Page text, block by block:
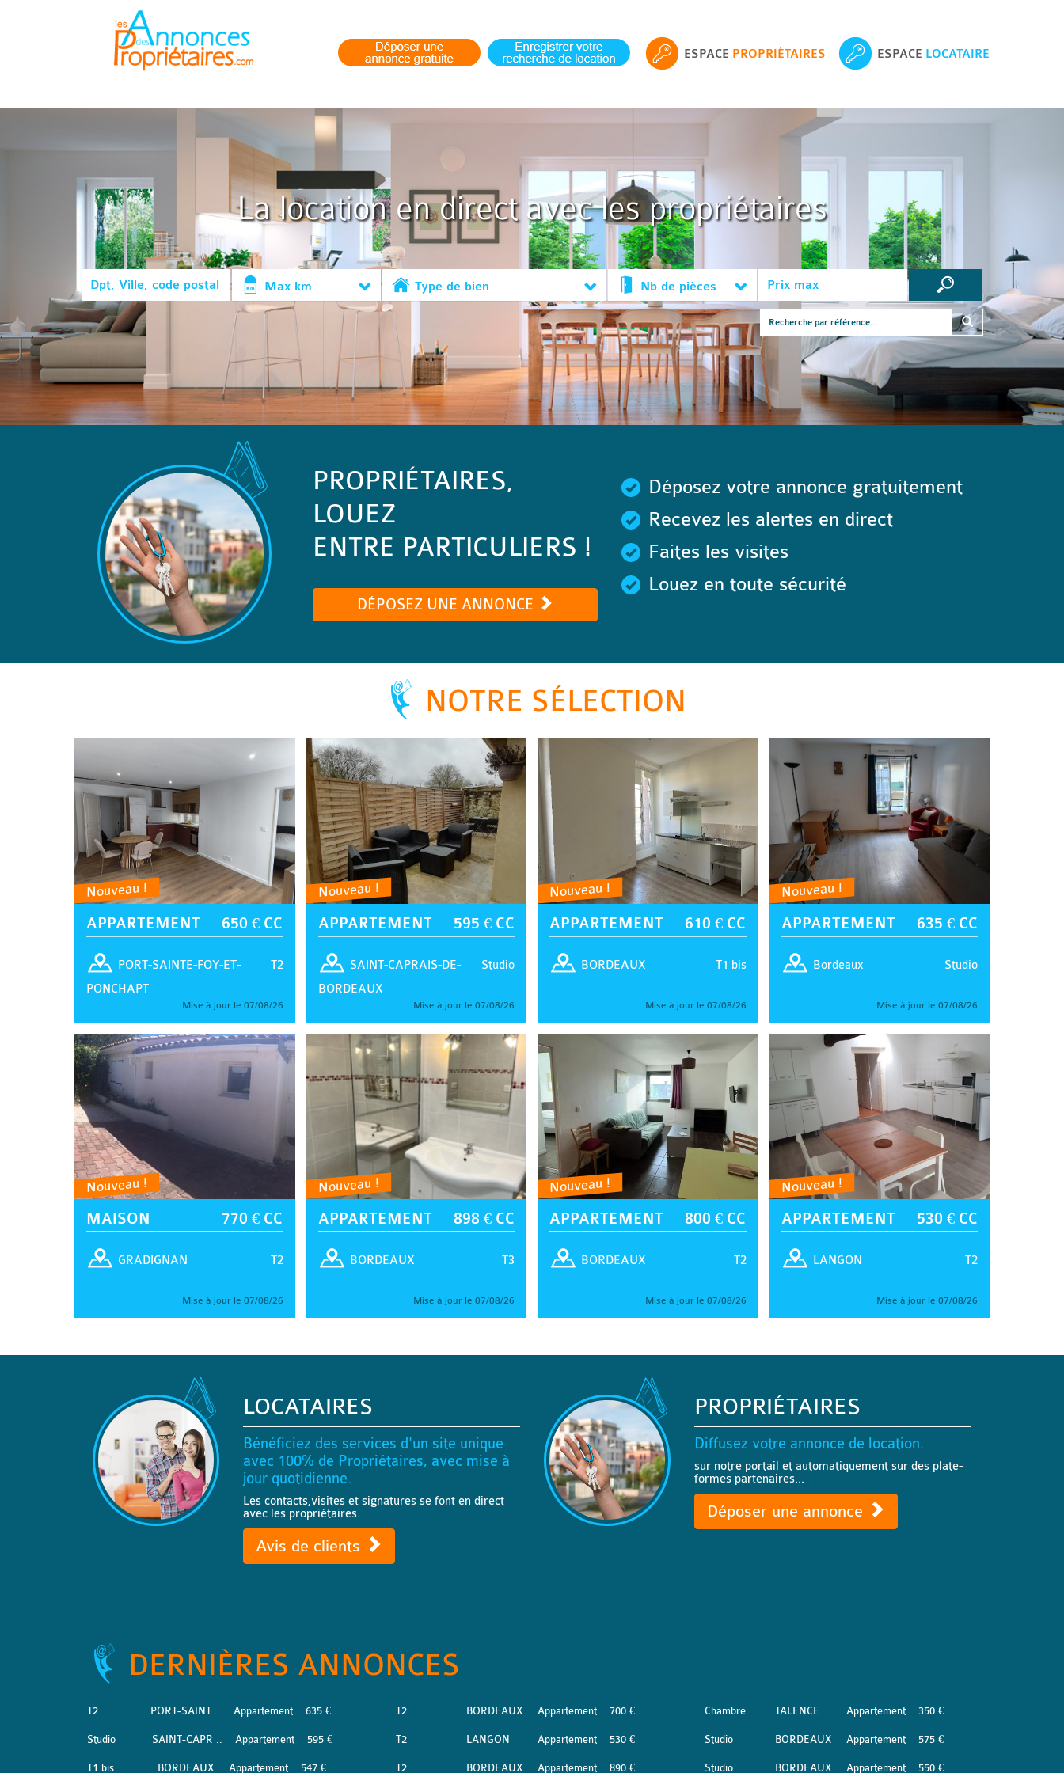
ESPACE PROPRIÉTAIRES ESPACE LOCATAIRE
La location en direct avec les propriétaires
Max km Type de bien Nb de pièces
PROPRIÉTAIRES,
LOUEZ
ENTRE PARTICULIERS !
DÉPOSEZ UNE ANNONCE
Déposez votre annonce gratuitement
Recevez les alertes en direct
Faites les visites
Louez en toute sécurité
NOTRE SÉLECTION
Nouveau !
APPARTEMENT 650 € CC
T2
PORT-SAINTE-FOY-ET-
PONCHAPT
Mise à jour le 07/08/26
Nouveau !
APPARTEMENT 595 € CC
Studio
SAINT-CAPRAIS-DE-
BORDEAUX
Mise à jour le 07/08/26
Nouveau !
APPARTEMENT 610 € CC
T1 bis
BORDEAUX
Mise à jour le 07/08/26
Nouveau !
APPARTEMENT 635 € CC
Studio
Bordeaux
Mise à jour le 07/08/26
Nouveau !
MAISON 770 € CC
T2
GRADIGNAN
Mise à jour le 07/08/26
Nouveau !
APPARTEMENT 898 € CC
T3
BORDEAUX
Mise à jour le 07/08/26
Nouveau !
APPARTEMENT 800 € CC
T2
BORDEAUX
Mise à jour le 07/08/26
Nouveau !
APPARTEMENT 530 € CC
T2
LANGON
Mise à jour le 07/08/26
LOCATAIRES
Bénéficiez des services d'un site unique
avec 100% de Propriétaires, avec mise à
jour quotidienne.
Les contacts,visites et signatures se font en direct
avec les propriétaires.
Avis de clients
PROPRIÉTAIRES
Diffusez votre annonce de location.
sur notre portail et automatiquement sur des plate-
formes partenaires...
Déposer une annonce
DERNIÈRES ANNONCES
T2 PORT-SAINT .. Appartement 635 €
Studio SAINT-CAPR .. Appartement 595 €
T1 bis BORDEAUX Appartement 547 €
T2 BORDEAUX Appartement 700 €
T2 LANGON Appartement 530 €
T2 BORDEAUX Appartement 890 €
Chambre TALENCE Appartement 350 €
Studio BORDEAUX Appartement 575 €
Studio BORDEAUX Appartement 550 €